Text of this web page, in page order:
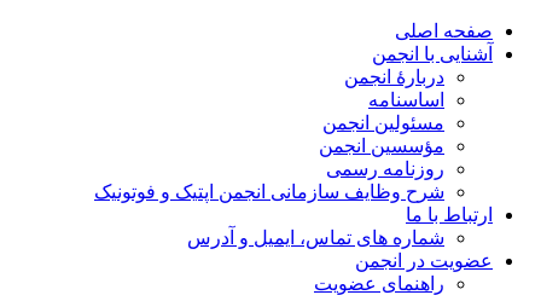
صفحه اصلی
آشنایی با انجمن
دربارۀ انجمن
اساسنامه
مسئولین انجمن
مؤسسین انجمن
روزنامه رسمی
شرح وظایف سازمانی انجمن اپتیک و فوتونیک
ارتباط با ما
شماره های تماس، ایمیل و آدرس
عضویت در انجمن
راهنمای عضویت